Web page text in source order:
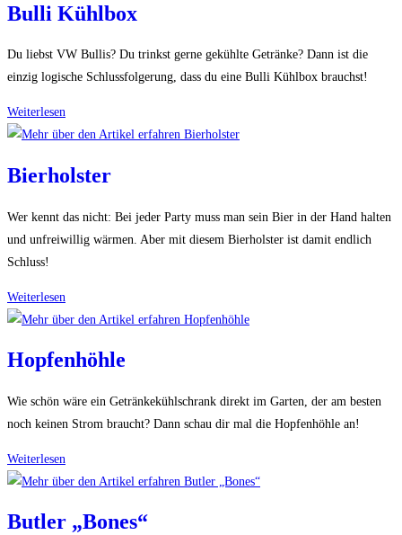
Bulli Kühlbox
Du liebst VW Bullis? Du trinkst gerne gekühlte Getränke? Dann ist die
einzig logische Schlussfolgerung, dass du eine Bulli Kühlbox brauchst!
Weiterlesen
Kühlbox
Bierholster
Wer kennt das nicht: Bei jeder Party muss man sein Bier in der Hand halten
und unfreiwillig wärmen. Aber mit diesem Bierholster ist damit endlich
Schluss!
Weiterlesen
Hopfenhöhle
Wie schön wäre ein Getränkekühlschrank direkt im Garten, der am besten
noch keinen Strom braucht? Dann schau dir mal die Hopfenhöhle an!
Weiterlesen
Butler „Bones“